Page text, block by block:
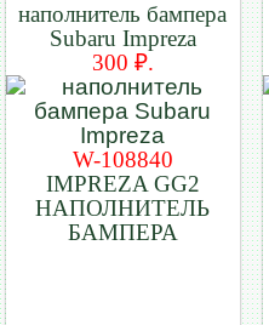
наполнитель бампера
Subaru Impreza
300 ₽.
W-108840
IMPREZA GG2
НАПОЛНИТЕЛЬ
БАМПЕРА